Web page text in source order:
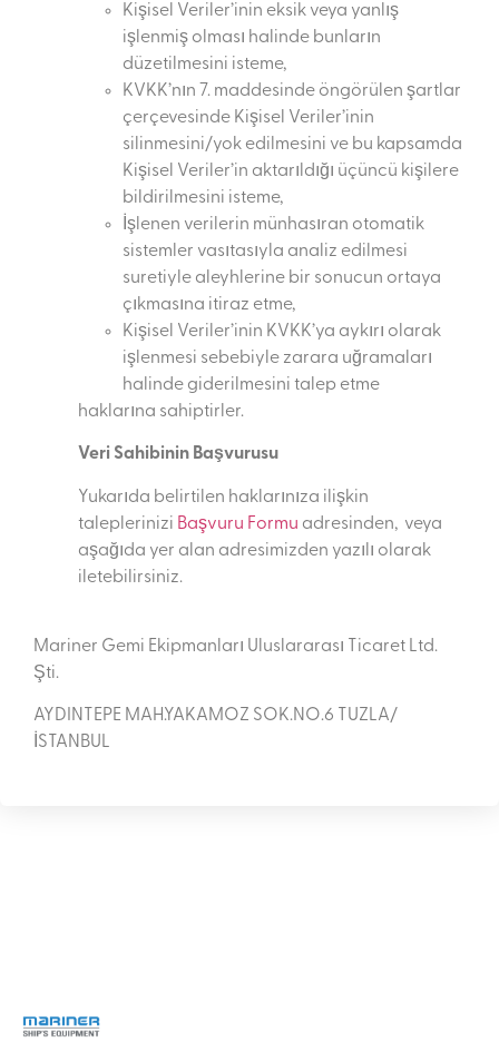
Kişisel Veriler’inin eksik veya yanlış
işlenmiş olması halinde bunların
düzetilmesini isteme,
KVKK’nın 7. maddesinde öngörülen şartlar
çerçevesinde Kişisel Veriler’inin
silinmesini/yok edilmesini ve bu kapsamda
Kişisel Veriler’in aktarıldığı üçüncü kişilere
bildirilmesini isteme,
İşlenen verilerin münhasıran otomatik
sistemler vasıtasıyla analiz edilmesi
suretiyle aleyhlerine bir sonucun ortaya
çıkmasına itiraz etme,
Kişisel Veriler’inin KVKK’ya aykırı olarak
işlenmesi sebebiyle zarara uğramaları
halinde giderilmesini talep etme
haklarına sahiptirler.
Veri Sahibinin Başvurusu
Yukarıda belirtilen haklarınıza ilişkin
taleplerinizi Başvuru Formu adresinden, veya
aşağıda yer alan adresimizden yazılı olarak
iletebilirsiniz.
Mariner Gemi Ekipmanları Uluslararası Ticaret Ltd.
Şti.
AYDINTEPE MAH.YAKAMOZ SOK.NO.6 TUZLA/
İSTANBUL